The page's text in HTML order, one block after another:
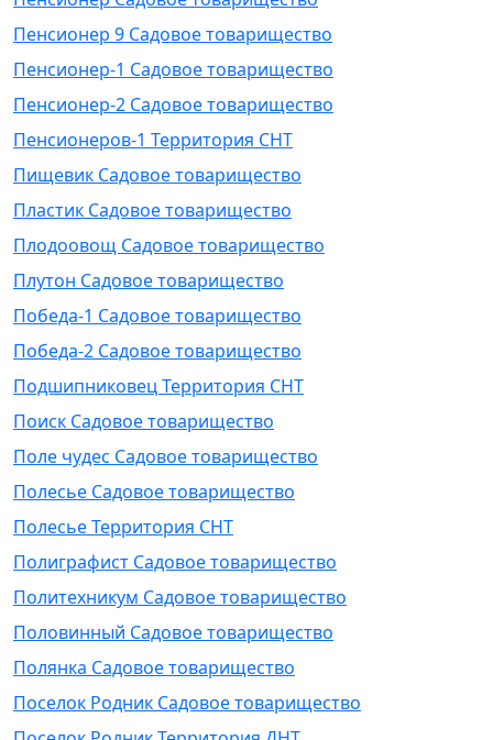
Пенсионер 9 Садовое товарищество
Пенсионер-1 Садовое товарищество
Пенсионер-2 Садовое товарищество
Пенсионеров-1 Территория СНТ
Пищевик Садовое товарищество
Пластик Садовое товарищество
Плодоовощ Садовое товарищество
Плутон Садовое товарищество
Победа-1 Садовое товарищество
Победа-2 Садовое товарищество
Подшипниковец Территория СНТ
Поиск Садовое товарищество
Поле чудес Садовое товарищество
Полесье Садовое товарищество
Полесье Территория СНТ
Полиграфист Садовое товарищество
Политехникум Садовое товарищество
Половинный Садовое товарищество
Полянка Садовое товарищество
Поселок Родник Садовое товарищество